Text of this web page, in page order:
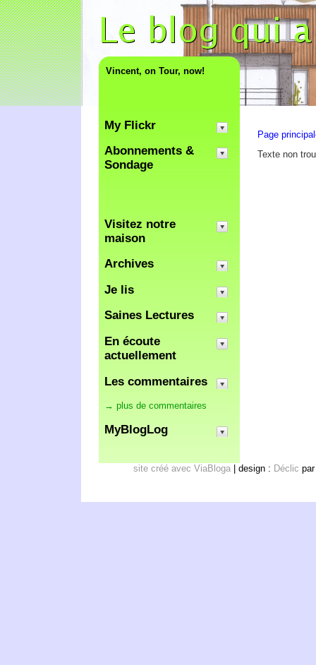
Vincent, on Tour, now!
Page
Texte non
My Flickr
Abonnements &
Sondage
Visitez notre
maison
Archives
Je lis
Saines Lectures
En écoute
actuellement
Les commentaires
→ plus de commentaires
MyBlogLog
site créé avec ViaBloga | design : Déclic